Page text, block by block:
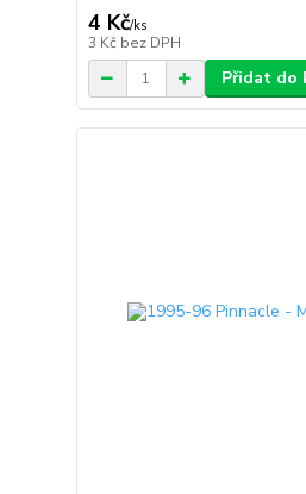
4 Kč/ks
3 Kč bez DPH
Přidat do